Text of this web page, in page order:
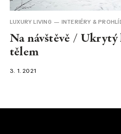
LUXURY LIVING INTERIÉRY &
Na návštěvě /
tělem
3. 1. 2021